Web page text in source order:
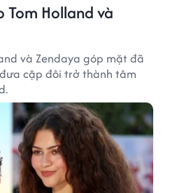
Tom Holland và
và Zendaya góp mặt đã
cặp đôi trở thành tâm